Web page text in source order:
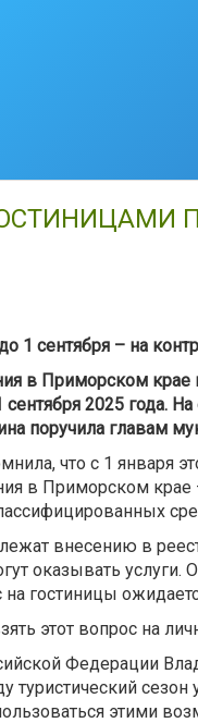
сентября – на
в Приморском
2025
поручила главам
что с 1 января
в Приморском крае
внесению в
оказывать
гостиницы
этот вопрос на
Федерации
туристический
этими